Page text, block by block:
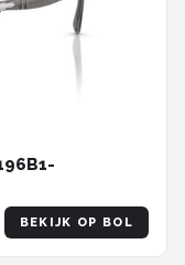
BEKIJK OP BOL